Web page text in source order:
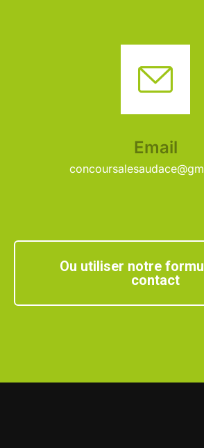
Email
Ou utiliser notre
contact